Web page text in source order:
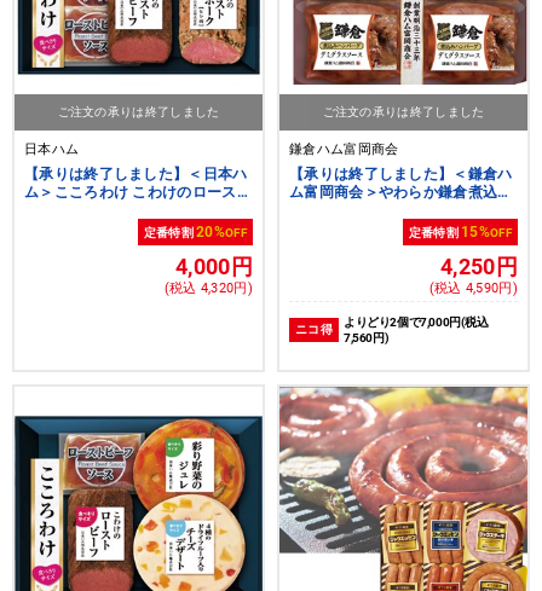
ご注文の承りは終了しました
日本ハム
【承りは終了しました】＜日本ハ
ム＞こころわけ こわけのロースト
定番特割20%OFF
4,000円
(税込 4,320円)
ご注文の承りは終了しました
鎌倉ハム富岡商会
【承りは終了しました】＜鎌倉ハ
ム富岡商会＞やわらか鎌倉煮込み
定番特割 15%OFF
4,250円
(税込 4,590円)
ニコ得
よりどり2個で7,000円(税込
7,560円)